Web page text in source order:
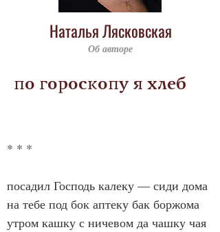
Наталья Лясковская
Об авторе
по гороскопу я хлеб
* * *
посадил Господь калеку — сиди дома
на тебе под бок аптеку бак боржома
утром кашку с ничевом да чашку чая